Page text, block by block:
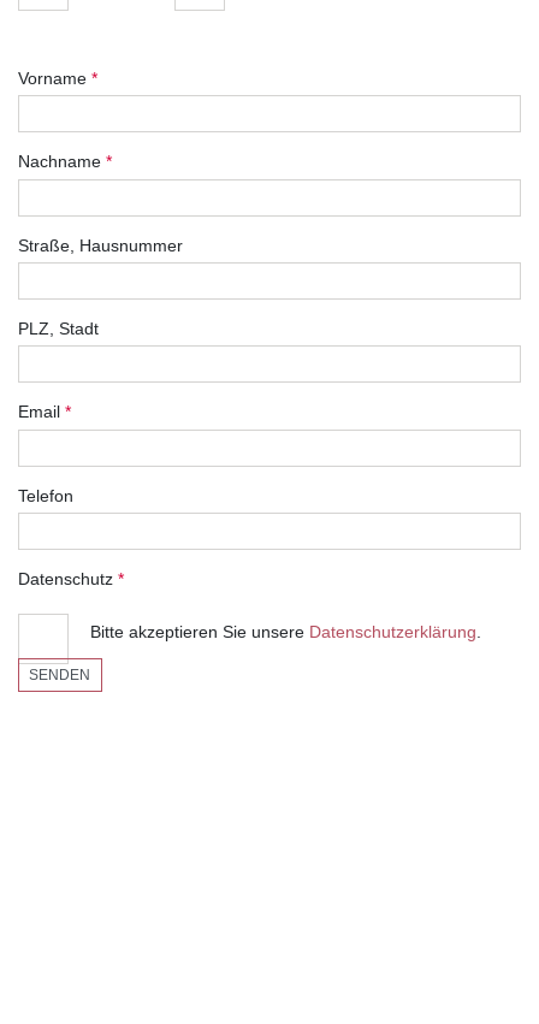
Vorname *
Nachname *
Straße, Hausnummer
PLZ, Stadt
Email *
Telefon
Datenschutz *
Bitte akzeptieren Sie unsere Datenschutzerklärung
SENDEN